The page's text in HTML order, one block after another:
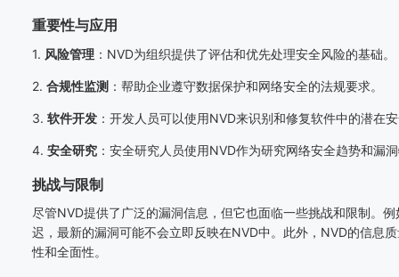
重要性与应用
1. 风险管理 ： NVD为组织提供了评估和优先处理安全风险的基础。
2. 合规性监测 ：帮助企业遵守数据保护和网络安全的法规要求。
3. 软件开发 ：开发人员可以使用NVD来识别和修复软件中的潜在
4. 安全研究 ：安全研究人员使用NVD作为研究网络安全趋势和漏
挑战与限制
尽管NVD提供了广泛的漏洞信息，但它也面临一些挑战和限制。
迟，最新的漏洞可能不会立即反映在NVD中。此外， NVD的信息
性和全面性。